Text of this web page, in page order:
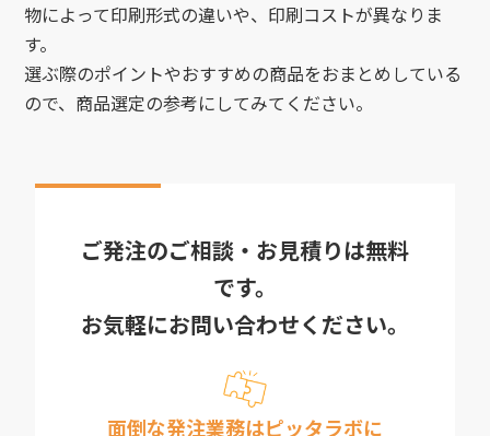
物によって印刷形式の違いや、印刷コストが異なりま
す。
選ぶ際のポイントやおすすめの商品をおまとめしている
ので、商品選定の参考にしてみてください。
ご発注のご相談・お見積りは無料
です。
お気軽にお問い合わせください。
面倒な発注業務はピッタラボに